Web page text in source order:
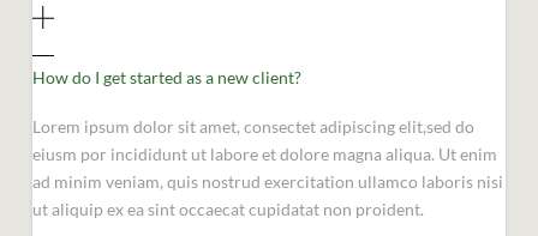
How do I get started as a new client?
Lorem ipsum dolor sit amet, consectet adipiscing elit,sed do
eiusm por incididunt ut labore et dolore magna aliqua. Ut enim
ad minim veniam, quis nostrud exercitation ullamco laboris nisi
ut aliquip ex ea sint occaecat cupidatat non proident.